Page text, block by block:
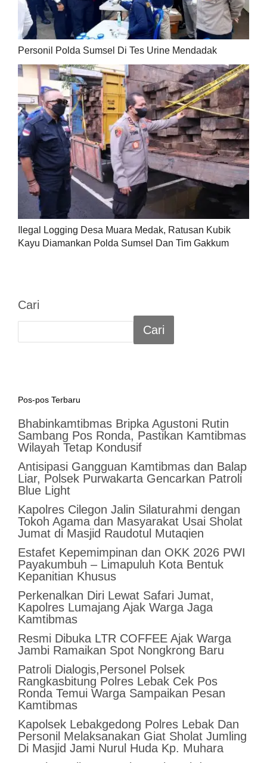
Personil Polda Sumsel Di Tes Urine Mendadak
Ilegal Logging Desa Muara Medak, Ratusan Kubik
Kayu Diamankan Polda Sumsel Dan Tim Gakkum
Cari
Cari
Pos-pos Terbaru
Bhabinkamtibmas Bripka Agustoni Rutin
Sambang Pos Ronda, Pastikan Kamtibmas
Wilayah Tetap Kondusif
Antisipasi Gangguan Kamtibmas dan Balap
Liar, Polsek Purwakarta Gencarkan Patroli
Blue Light
Kapolres Cilegon Jalin Silaturahmi dengan
Tokoh Agama dan Masyarakat Usai Sholat
Jumat di Masjid Raudotul Mutaqien
Estafet Kepemimpinan dan OKK 2026 PWI
Payakumbuh – Limapuluh Kota Bentuk
Kepanitian Khusus
Perkenalkan Diri Lewat Safari Jumat,
Kapolres Lumajang Ajak Warga Jaga
Kamtibmas
Resmi Dibuka LTR COFFEE Ajak Warga
Jambi Ramaikan Spot Nongkrong Baru
Patroli Dialogis,Personel Polsek
Rangkasbitung Polres Lebak Cek Pos
Ronda Temui Warga Sampaikan Pesan
Kamtibmas
Kapolsek Lebakgedong Polres Lebak Dan
Personil Melaksanakan Giat Sholat Jumling
Di Masjid Jami Nurul Huda Kp. Muhara